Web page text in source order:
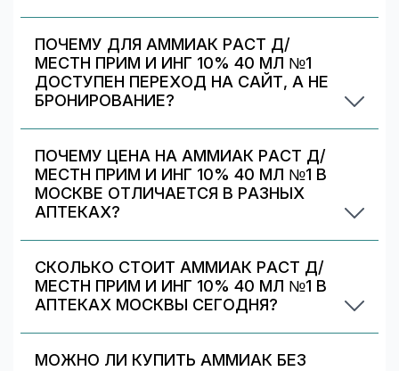
альтернативных дозировок/упаковок —
сравните наличие и цену. Подбор дозировки
должен выполняться врачом.
ПОЧЕМУ ДЛЯ АММИАК РАСТ Д/
МЕСТН ПРИМ И ИНГ 10% 40 МЛ №1
ДОСТУПЕН ПЕРЕХОД НА САЙТ, А НЕ
БРОНИРОВАНИЕ?
перехода на их сайт. Вы можете выбрать
аптеку с бронированием (если есть) или
перейти на сайт партнёра для оформления.
ПОЧЕМУ ЦЕНА НА АММИАК РАСТ Д/
МЕСТН ПРИМ И ИНГ 10% 40 МЛ №1 В
МОСКВЕ ОТЛИЧАЕТСЯ В РАЗНЫХ
АПТЕКАХ?
разных аптек в Москве — выбирайте самое
выгодное и удобное по адресу/времени
СКОЛЬКО СТОИТ АММИАК РАСТ Д/
МЕСТН ПРИМ И ИНГ 10% 40 МЛ №1 В
АПТЕКАХ МОСКВЫ СЕГОДНЯ?
МОЖНО ЛИ КУПИТЬ АММИАК БЕЗ